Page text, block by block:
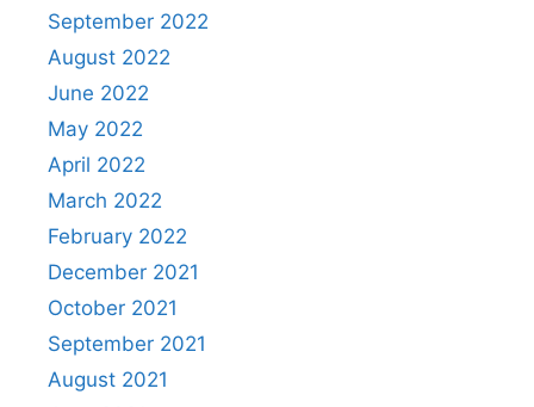
September 2022
August 2022
June 2022
May 2022
April 2022
March 2022
February 2022
December 2021
October 2021
September 2021
August 2021